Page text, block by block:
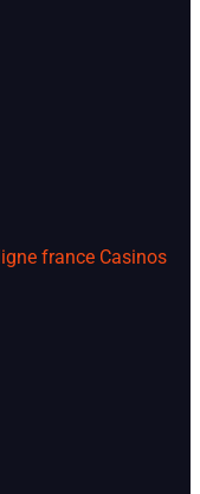
france Casinos